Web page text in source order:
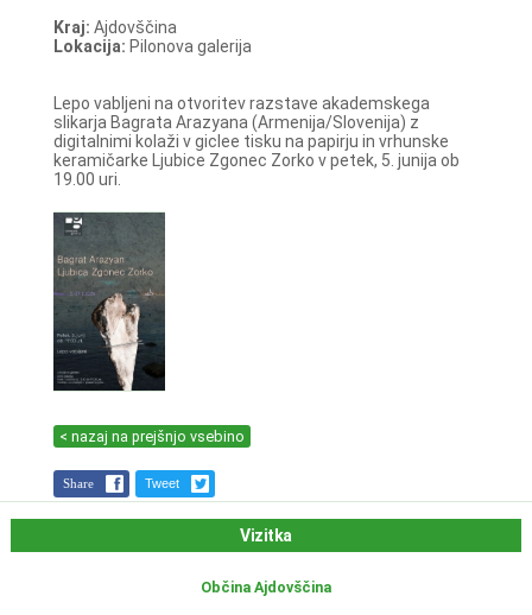
Kraj: Ajdovščina
Lokacija: Pilonova galerija
Lepo vabljeni na otvoritev razstave akademskega
slikarja Bagrata Arazyana (Armenija/Slovenija) z
digitalnimi kolaži v giclee tisku na papirju in vrhunske
keramičarke Ljubice Zgonec Zorko v petek, 5. junija ob
19.00 uri.
< nazaj na prejšnjo vsebino
Share Tweet
Vizitka
Občina Ajdovščina